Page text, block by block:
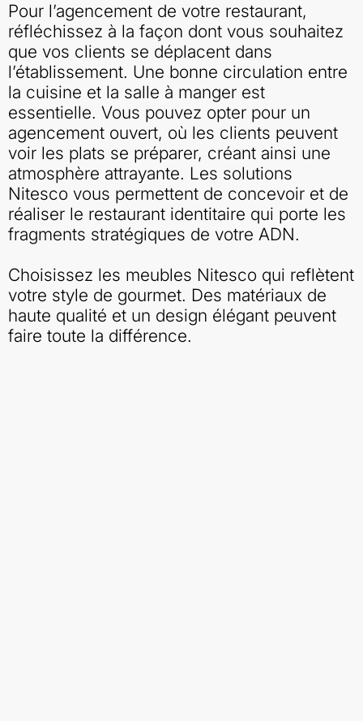
Pour l’agencement de votre restaurant,
réfléchissez à la façon dont vous souhaitez
que vos clients se déplacent dans
l’établissement. Une bonne circulation entre
la cuisine et la salle à manger est
essentielle. Vous pouvez opter pour un
agencement ouvert, où les clients peuvent
voir les plats se préparer, créant ainsi une
atmosphère attrayante. Les solutions
Nitesco vous permettent de concevoir et de
réaliser le restaurant identitaire qui porte les
fragments stratégiques de votre ADN.
Choisissez les meubles Nitesco qui reflètent
votre style de gourmet. Des matériaux de
haute qualité et un design élégant peuvent
faire toute la différence.